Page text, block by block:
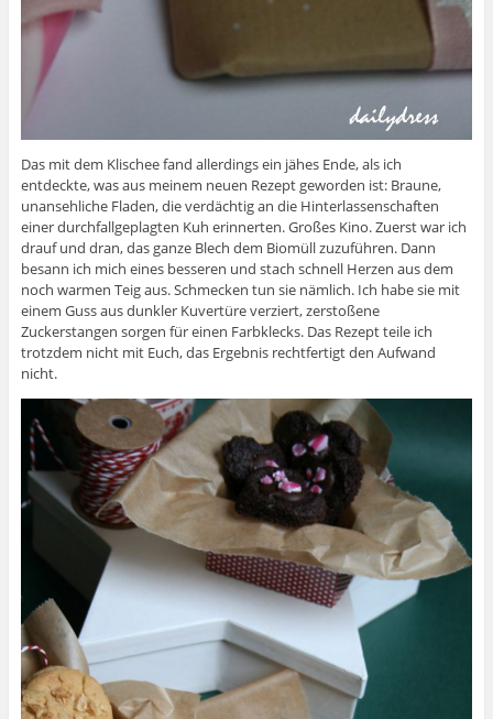
Das mit dem Klischee fand allerdings ein jähes Ende, als ich
entdeckte, was aus meinem neuen Rezept geworden ist: Braune,
unansehliche Fladen, die verdächtig an die Hinterlassenschaften
einer durchfallgeplagten Kuh erinnerten. Großes Kino. Zuerst war ich
drauf und dran, das ganze Blech dem Biomüll zuzuführen. Dann
besann ich mich eines besseren und stach schnell Herzen aus dem
noch warmen Teig aus. Schmecken tun sie nämlich. Ich habe sie mit
einem Guss aus dunkler Kuvertüre verziert, zerstoßene
Zuckerstangen sorgen für einen Farbklecks. Das Rezept teile ich
trotzdem nicht mit Euch, das Ergebnis rechtfertigt den Aufwand
nicht.